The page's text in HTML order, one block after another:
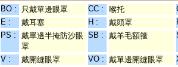
BO : 只戴單邊眼罩 CC : 喉托
E : 戴耳塞 H : 戴頭罩
PS :
戴單邊半掩防沙眼
罩
SB : 戴羊毛額箍
V : 戴開縫眼罩 VO : 戴單邊開縫眼罩